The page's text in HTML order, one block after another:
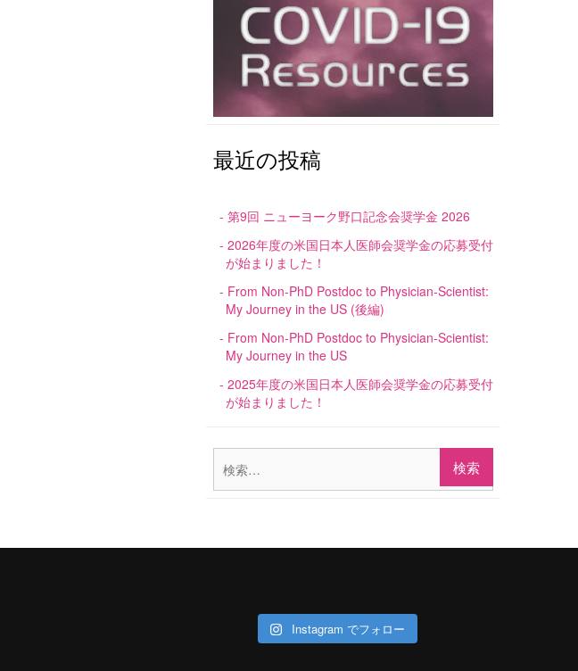
最近の投稿
第9回 ニューヨーク野口記念会奨学金 2026
2026年度の米国日本人医師会奨学金の応募受付
が始まりました！
From Non-PhD Postdoc to Physician-Scientist:
My Journey in the US (後編)
From Non-PhD Postdoc to Physician-Scientist:
My Journey in the US
2025年度の米国日本人医師会奨学金の応募受付
が始まりました！
Instagram でフォロー